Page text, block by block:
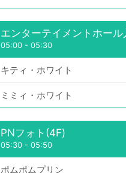
エンターテイメントホール
05:00 - 05:30
キティ・ホワイト
ミミィ・ホワイト
PNフォト(4F)
05:30 - 05:50
ポムポムプリン